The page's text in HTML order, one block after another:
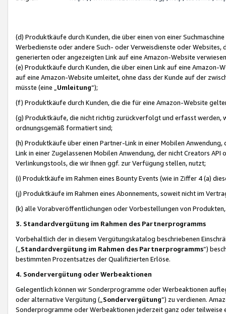
(d) Produktkäufe durch Kunden, die über einen von einer
Werbedienste oder andere Such- oder Verweisdienste oder Websites,
generierten oder angezeigten Link auf eine Amazon-Website
(e) Produktkäufe durch Kunden, die über einen Link auf eine
auf eine Amazon-Website umleitet, ohne dass der Kunde auf der
müsste (eine „ Umleitung“);
(f) Produktkäufe durch Kunden, die die für eine Amazon-Website
(g) Produktkäufe, die nicht richtig zurückverfolgt und erfasst werden,
ordnungsgemäß formatiert sind;
(h) Produktkäufe über einen Partner-Link in einer Mobilen
Link in einer Zugelassenen Mobilen Anwendung, der nicht Creators
Verlinkungstools, die wir Ihnen ggf. zur Verfügung stellen, nutzt;
(i) Produktkäufe im Rahmen eines Bounty Events (wie in Ziffer 4 (a)
(j) Produktkäufe im Rahmen eines Abonnements, soweit nicht im
(k) alle Vorabveröffentlichungen oder Vorbestellungen von
3. Standardvergütung im Rahmen des Partnerprogramms
Vorbehaltlich der in diesem Vergütungskatalog beschriebenen
(„ Standardvergütung im Rahmen des Partnerprogramms“)
bestimmten Prozentsatzes der Qualifizierten Erlöse.
4. Sondervergütung oder Werbeaktionen
Gelegentlich können wir Sonderprogramme oder Werbeaktionen
oder alternative Vergütung („ Sondervergütung”) zu verdienen.
Sonderprogramme oder Werbeaktionen jederzeit ganz oder